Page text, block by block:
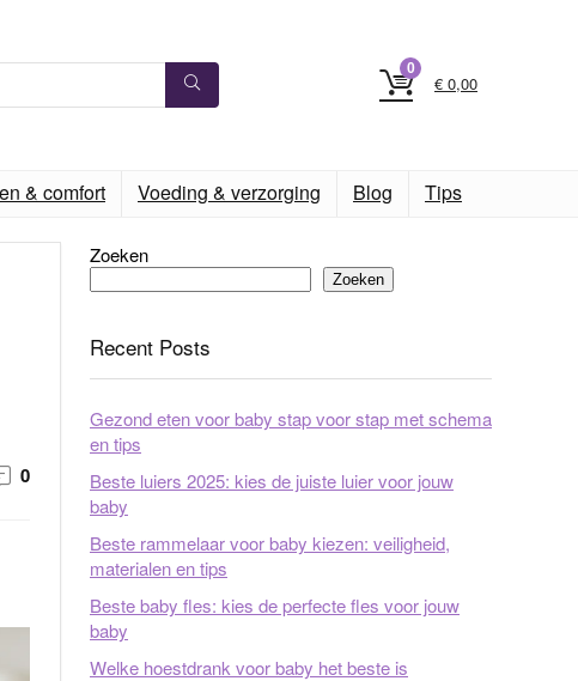
0
€ 0,00
& comfort Voeding & verzorging Blog Tips
0
Zoeken
Zoeken
Recent Posts
Gezond eten voor baby stap voor stap met schema
en tips
Beste luiers 2025: kies de juiste luier voor jouw
baby
Beste rammelaar voor baby kiezen: veiligheid,
materialen en tips
Beste baby fles: kies de perfecte fles voor jouw
baby
Welke hoestdrank voor baby het beste is